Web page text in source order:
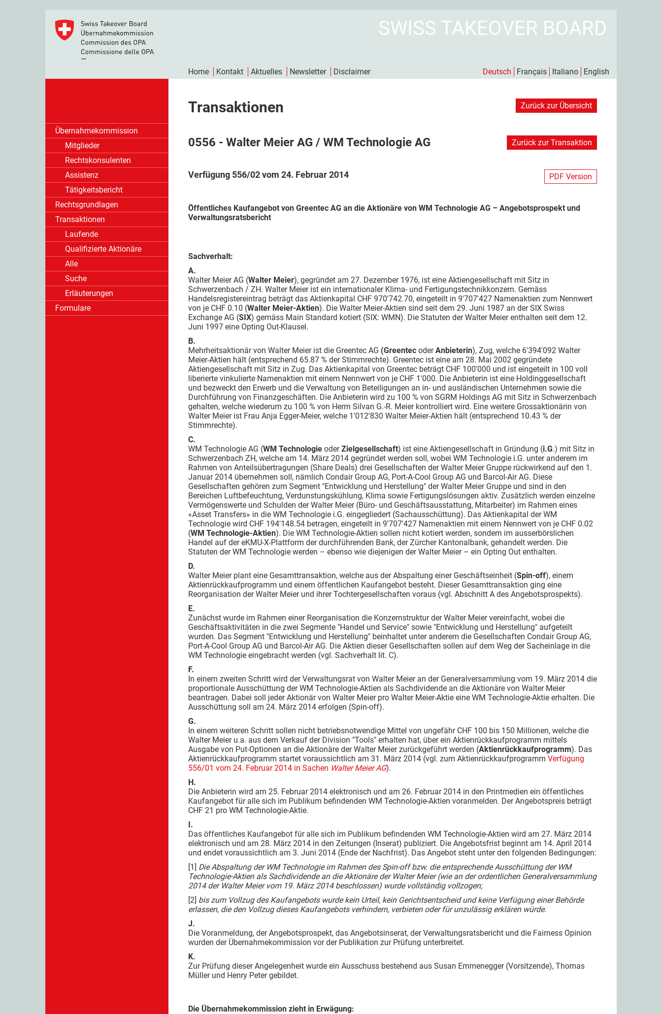
SWISS TAKEOVER BOARD
Home Kontakt Aktuelles Newsletter Disclaimer Deutsch Français Italiano English
Übernahmekommission
Mitglieder
Rechtskonsulenten
Assistenz
Tätigkeitsbericht
Rechtsgrundlagen
Transaktionen
Laufende
Qualifizierte Aktionäre
Alle
Suche
Erläuterungen
Formulare
Transaktionen Zurück zur Übersicht
0556 - Walter Meier AG / WM Technologie AG Zurück zur Transaktion
Verfügung 556/02 vom 24. Februar 2014 PDF Version
Öffentliches Kaufangebot von Greentec AG an die Aktionäre von WM Technologie AG – Angebotsprospekt und
Verwaltungsratsbericht
Sachverhalt:
A.
Walter Meier AG (Walter Meier), gegründet am 27. Dezember 1976, ist eine Aktiengesellschaft mit Sitz in
Schwerzenbach / ZH. Walter Meier ist ein internationaler Klima- und Fertigungstechnikkonzern. Gemäss
Handelsregistereintrag beträgt das Aktienkapital CHF 970'742.70, eingeteilt in 9'707'427 Namenaktien zum Nennwert
von je CHF 0.10 (Walter Meier-Aktien). Die Walter Meier-Aktien sind seit dem 29. Juni 1987 an der SIX Swiss
Exchange AG (SIX) gemäss Main Standard kotiert (SIX: WMN). Die Statuten der Walter Meier enthalten seit dem 12.
Juni 1997 eine Opting Out-Klausel.
B.
Mehrheitsaktionär von Walter Meier ist die Greentec AG (Greentec oderAnbieterin), Zug, welche 6'394'092 Walter
Meier-Aktien hält (entsprechend 65.87 % der Stimmrechte). Greentec ist eine am 28. Mai 2002 gegründete
Aktiengesellschaft mit Sitz in Zug. Das Aktienkapital von Greentec beträgt CHF 100'000 und ist eingeteilt in 100 voll
liberierte vinkulierte Namenaktien mit einem Nennwert von je CHF 1'000. Die Anbieterin ist eine Holdinggesellschaft
und bezweckt den Erwerb und die Verwaltung von Beteiligungen an in- und ausländischen Unternehmen sowie die
Durchführung von Finanzgeschäften. Die Anbieterin wird zu 100 % von SGRM Holdings AG mit Sitz in Schwerzenbach
gehalten, welche wiederum zu 100 % von Herrn Silvan G.-R. Meier kontrolliert wird. Eine weitere Grossaktionärin von
Walter Meier ist Frau Anja Egger-Meier, welche 1'012'830 Walter Meier-Aktien hält (entsprechend 10.43 % der
Stimmrechte).
C.
WM Technologie AG (WM Technologie oderZielgesellschaft) ist eine Aktiengesellschaft in Gründung (i.G.) mit Sitz in
Schwerzenbach ZH, welche am 14. März 2014 gegründet werden soll, wobei WM Technologie i.G. unter anderem im
Rahmen von Anteilsübertragungen (Share Deals) drei Gesellschaften der Walter Meier Gruppe rückwirkend auf den 1.
Januar 2014 übernehmen soll, nämlich Condair Group AG, Port-A-Cool Group AG und Barcol-Air AG. Diese
Gesellschaften gehören zum Segment "Entwicklung und Herstellung" der Walter Meier Gruppe und sind in den
Bereichen Luftbefeuchtung, Verdunstungskühlung, Klima sowie Fertigungslösungen aktiv. Zusätzlich werden einzelne
Vermögenswerte und Schulden der Walter Meier (Büro- und Geschäftsausstattung, Mitarbeiter) im Rahmen eines
«Asset Transfers» in die WM Technologie i.G. eingegliedert (Sachausschüttung). Das Aktienkapital der WM
Technologie wird CHF 194'148.54 betragen, eingeteilt in 9'707'427 Namenaktien mit einem Nennwert von je CHF 0.02
(WM Technologie-Aktien). Die WM Technologie-Aktien sollen nicht kotiert werden, sondern im ausserbörslichen
Handel auf der eKMU-X-Plattform der durchführenden Bank, der Zürcher Kantonalbank, gehandelt werden. Die
Statuten der WM Technologie werden – ebenso wie diejenigen der Walter Meier – ein Opting Out enthalten.
D.
Walter Meier plant eine Gesamttransaktion, welche aus der Abspaltung einer Geschäftseinheit (Spin-off), einem
Aktienrückkaufprogramm und einem öffentlichen Kaufangebot besteht. Dieser Gesamttransaktion ging eine
Reorganisation der Walter Meier und ihrer Tochtergesellschaften voraus (vgl. Abschnitt A des Angebotsprospekts).
E.
Zunächst wurde im Rahmen einer Reorganisation die Konzernstruktur der Walter Meier vereinfacht, wobei die
Geschäftsaktivitäten in die zwei Segmente "Handel und Service" sowie "Entwicklung und Herstellung" aufgeteilt
wurden. Das Segment "Entwicklung und Herstellung" beinhaltet unter anderem die Gesellschaften Condair Group AG,
Port-A-Cool Group AG und Barcol-Air AG. Die Aktien dieser Gesellschaften sollen auf dem Weg der Sacheinlage in die
WM Technologie eingebracht werden (vgl. Sachverhalt lit. C).
F.
In einem zweiten Schritt wird der Verwaltungsrat von Walter Meier an der Generalversammlung vom 19. März 2014 die
proportionale Ausschüttung der WM Technologie-Aktien als Sachdividende an die Aktionäre von Walter Meier
beantragen. Dabei soll jeder Aktionär von Walter Meier pro Walter Meier-Aktie eine WM Technologie-Aktie erhalten. Die
Ausschüttung soll am 24. März 2014 erfolgen (Spin-off).
G.
In einem weiteren Schritt sollen nicht betriebsnotwendige Mittel von ungefähr CHF 100 bis 150 Millionen, welche die
Walter Meier u.a. aus dem Verkauf der Division "Tools" erhalten hat, über ein Aktienrückkaufprogramm mittels
Ausgabe von Put-Optionen an die Aktionäre der Walter Meier zurückgeführt werden (Aktienrückkaufprogramm). Das
Aktienrückkaufprogramm startet voraussichtlich am 31. März 2014 (vgl. zum Aktienrückkaufprogramm Verfügung
556/01 vom 24. Februar 2014 in Sachen Walter Meier AG).
H.
Die Anbieterin wird am 25. Februar 2014 elektronisch und am 26. Februar 2014 in den Printmedien ein öffentliches
Kaufangebot für alle sich im Publikum befindenden WM Technologie-Aktien voranmelden. Der Angebotspreis beträgt
CHF 21 pro WM Technologie-Aktie.
I.
Das öffentliches Kaufangebot für alle sich im Publikum befindenden WM Technologie-Aktien wird am 27. März 2014
elektronisch und am 28. März 2014 in den Zeitungen (Inserat) publiziert. Die Angebotsfrist beginnt am 14. April 2014
und endet voraussichtlich am 3. Juni 2014 (Ende der Nachfrist). Das Angebot steht unter den folgenden Bedingungen:
[1] Die Abspaltung der WM Technologie im Rahmen des Spin-off bzw. die entsprechende Ausschüttung der WM
Technologie-Aktien als Sachdividende an die Aktionäre der Walter Meier (wie an der ordentlichen Generalversammlung
2014 der Walter Meier vom 19. März 2014 beschlossen) wurde vollständig vollzogen;
[2] bis zum Vollzug des Kaufangebots wurde kein Urteil, kein Gerichtsentscheid und keine Verfügung einer Behörde
erlassen, die den Vollzug dieses Kaufangebots verhindern, verbieten oder für unzulässig erklären würde.
J.
Die Voranmeldung, der Angebotsprospekt, das Angebotsinserat, der Verwaltungsratsbericht und die Fairness Opinion
wurden der Übernahmekommission vor der Publikation zur Prüfung unterbreitet.
K.
Zur Prüfung dieser Angelegenheit wurde ein Ausschuss bestehend aus Susan Emmenegger (Vorsitzende), Thomas
Müller und Henry Peter gebildet.
Die Übernahmekommission zieht in Erwägung: